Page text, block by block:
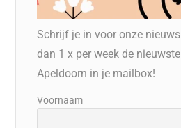
Schrijf je in voor onze
dan 1 x per week de
Apeldoorn in je mailbox!
Voornaam